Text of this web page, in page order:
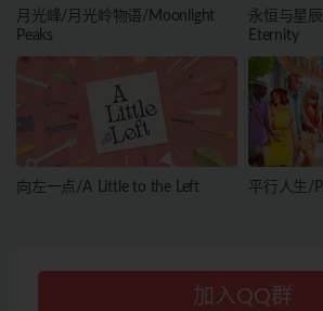
月光峰/月光岭物语/Moonlight
Peaks
永恒与星
Eternity
向左一点/A Little to the Left 平行人生/
加入QQ群